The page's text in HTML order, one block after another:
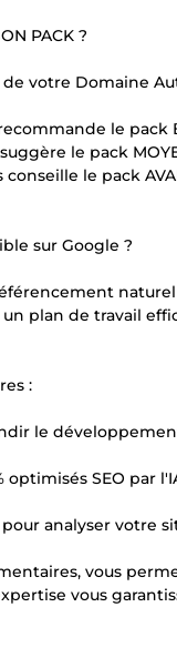
PACK ?
votre Domaine
le pack
le pack
le pack
sur Google ?
un plan de travail
:
le
optimisés SEO par
analyser votre
vous
vous